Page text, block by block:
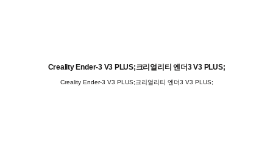
Creality Ender-3 V3 PLUS;크리얼리티 엔더3 V3 PLUS;
Creality Ender-3 V3 PLUS;크리얼리티 엔더3 V3 PLUS;